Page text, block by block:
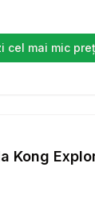
cel mai mic preț
(se
Kong